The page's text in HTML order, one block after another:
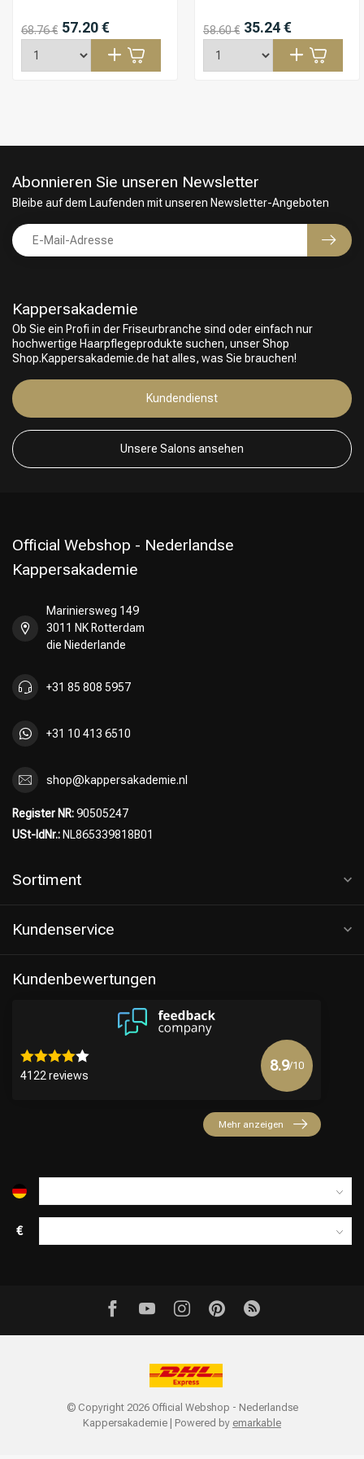
Friseurwahl
68.76 € 57.20 € 58.60 € 35.24 €
Kappersakademie
Ob Sie ein Profi in der Friseurbranche sind oder einfach nur
hochwertige Haarpflegeprodukte suchen, unser Shop
Shop.Kappersakademie.de hat alles, was Sie brauchen!
Kundendienst
Unsere Salons ansehen
Abonnieren Sie unseren Newsletter
Bleibe auf dem Laufenden mit unseren Newsletter-Angeboten
Official Webshop - Nederlandse
Kappersakademie
Mariniersweg 149
3011 NK Rotterdam
die Niederlande
+31 85 808 5957
+31 10 413 6510
shop@kappersakademie.nl
Register NR:90505247
USt-IdNr.: NL865339818B01
Sortiment
Kundenservice
Kundenbewertungen
4122 reviews
8.9/10
Mehr anzeigen
€
© Copyright 2026 Official Webshop - Nederlandse
Kappersakademie | Powered by emarkable